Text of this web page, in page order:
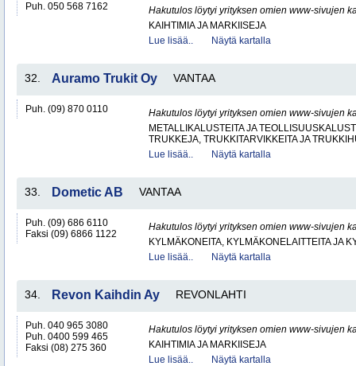
Puh. 050 568 7162
Hakutulos löytyi yrityksen omien www-sivujen
KAIHTIMIA JA MARKIISEJA
Lue lisää..
Näytä kartalla
32. Auramo Trukit Oy VANTAA
Puh. (09) 870 0110
Hakutulos löytyi yrityksen omien www-sivujen
METALLIKALUSTEITA JA
TRUKKEJA, TRUKKITARVIKKEITA JA
Lue lisää..
Näytä kartalla
33. Dometic AB VANTAA
Puh. (09) 686 6110
Faksi (09) 6866 1122
Hakutulos löytyi yrityksen omien www-sivujen
KYLMÄKONEITA, KYLMÄKONELAITTEITA JA
Lue lisää..
Näytä kartalla
34. Revon Kaihdin Ay REVONLAHTI
Puh. 040 965 3080
Puh. 0400 599 465
Faksi (08) 275 360
Hakutulos löytyi yrityksen omien www-sivujen
KAIHTIMIA JA MARKIISEJA
Lue lisää..
Näytä kartalla